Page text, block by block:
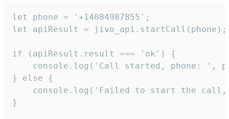
let phone = '+14084987855';
let apiResult = jivo_api.startCall(phone);
if (apiResult.result === 'ok') {
console.log('Call started, phone: ',
} else {
console.log('Failed to start the
}